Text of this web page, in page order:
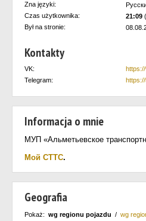
Zna języki:
Czas użytkownika:
21:09
Był na stronie:
Kontakty
VK:
Telegram:
Informacja o mnie
МУП «Альметьевское
Мой СТТС.
Geografia
Pokaż: wg regionu pojazdu / wg